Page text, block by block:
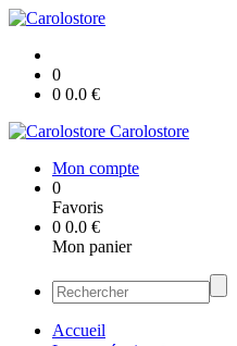
0
0 0.0 €
Carolostore
Mon compte
0
Favoris
0 0.0 €
Mon panier
Accueil